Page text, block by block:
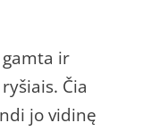
gamta ir
Čia
jo vidinę